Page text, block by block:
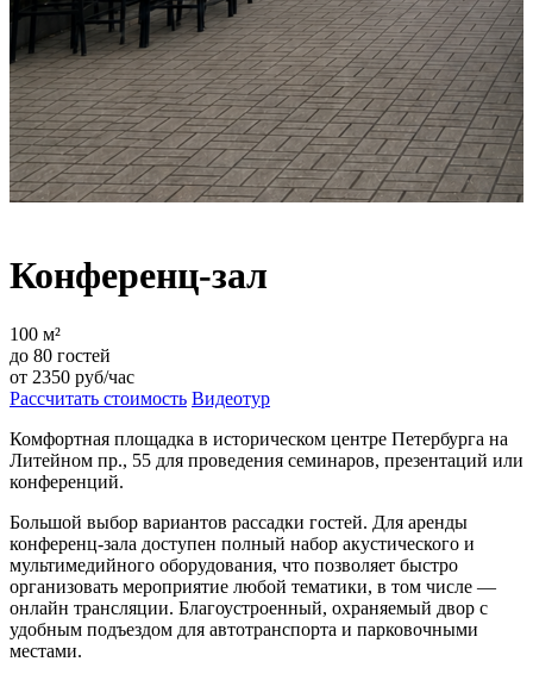
Конференц-зал
100 м²
до 80 гостей
от 2350 руб/час
Рассчитать стоимость Видеотур
Комфортная площадка в историческом центре Петербурга на
Литейном пр., 55 для проведения семинаров, презентаций или
конференций.
Большой выбор вариантов рассадки гостей. Для аренды
конференц-зала доступен полный набор акустического и
мультимедийного оборудования, что позволяет быстро
организовать мероприятие любой тематики, в том числе —
онлайн трансляции. Благоустроенный, охраняемый двор с
удобным подъездом для автотранспорта и парковочными
местами.